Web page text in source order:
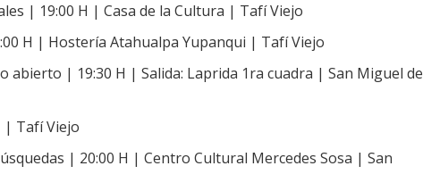
| 19:00 H | Casa de la Cultura | Tafí Viejo
H | Hostería Atahualpa Yupanqui | Tafí Viejo
abierto | 19:30 H | Salida: Laprida 1ra cuadra | San Miguel de
| Tafí Viejo
| 20:00 H | Centro Cultural Mercedes Sosa | San